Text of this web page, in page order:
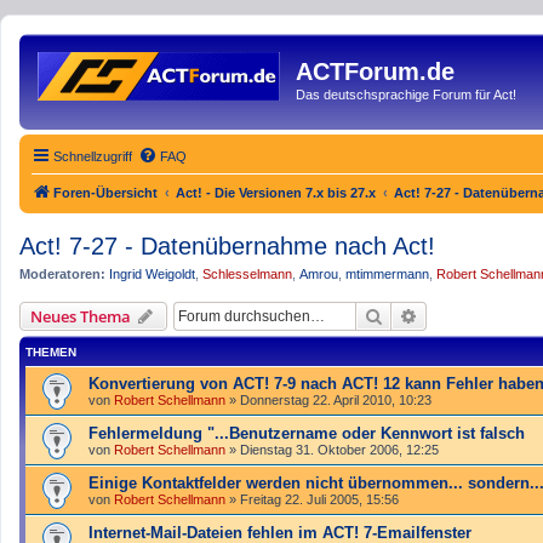
ACTForum.de
Das deutschsprachige Forum für Act!
Schnellzugriff FAQ
Foren-Übersicht Act! - Die Versionen 7.x bis 27.x Act! 7-27 -
Act! 7-27 - Datenübernahme nach Act!
Moderatoren: Ingrid Weigoldt Schlesselmann Amrou mtimmermann Robert
Neues Thema Suche
THEMEN
Konvertierung von ACT! 7-9 nach ACT! 12 kann Fehler
von Robert Schellmann » Donnerstag 22. April 2010, 10:23
Fehlermeldung "...Benutzername oder Kennwort ist falsch
von Robert Schellmann » Dienstag 31. Oktober 2006, 12:25
Einige Kontaktfelder werden nicht übernommen... sondern...
von Robert Schellmann » Freitag 22. Juli 2005, 15:56
Internet-Mail-Dateien fehlen im ACT! 7-Emailfenster